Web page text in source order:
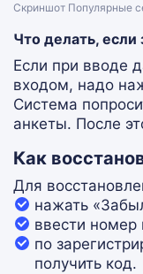
Скриншот Популярные
Что делать, если
Если при вводе
входом, надо
Система
анкеты. После
Как
Для
нажать
ввести номер
по
получить код.